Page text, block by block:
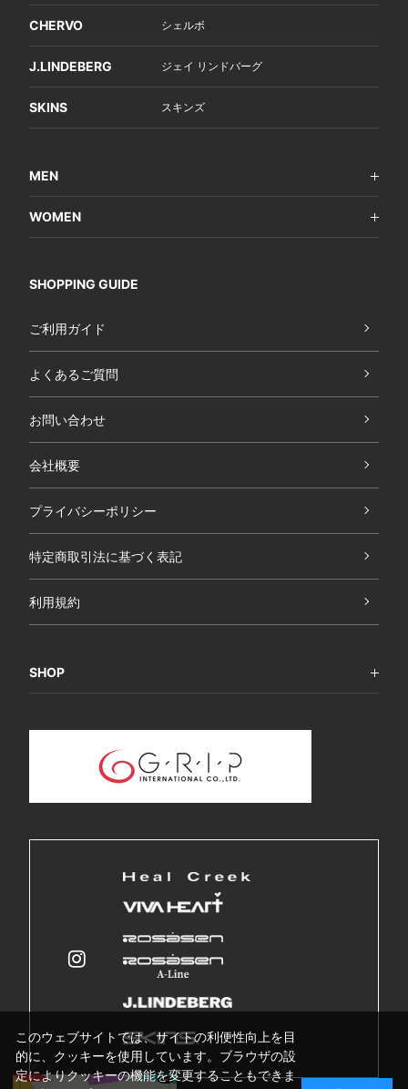
CHERVO シェルボ
J.LINDEBERG ジェイ リンドバーグ
SKINS スキンズ
MEN
WOMEN
SHOPPING GUIDE
ご利用ガイド
よくあるご質問
お問い合わせ
会社概要
プライバシーポリシー
特定商取引法に基づく表記
利用規約
SHOP
このウェブサイトでは、サイトの利便性向上を目
的に、クッキーを使用しています。ブラウザの設
定によりクッキーの機能を変更することもできま